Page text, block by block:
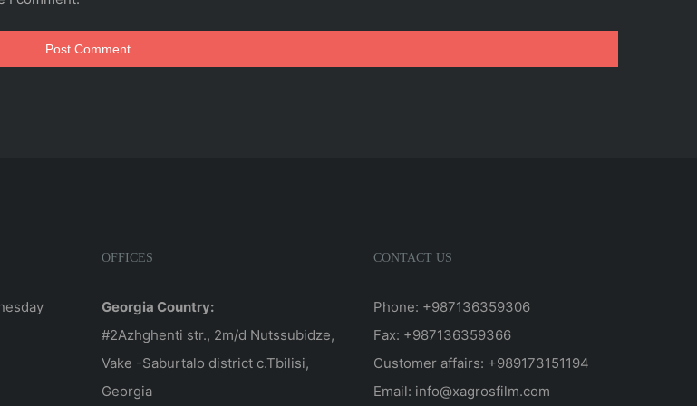
Vake -Saburtalo district c.Tbilisi,
Georgia
Customer affairs: +989173151194
Email: info@xagrosfilm.com